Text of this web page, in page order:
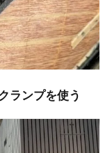
ランプを使う